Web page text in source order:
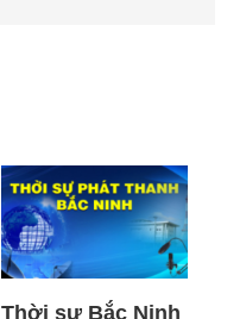
Thời sự Bắc Ninh